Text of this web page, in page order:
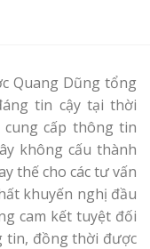
Quang Dũng tổng
tin cậy tại thời
cung cấp thông tin
không cấu thành
thế cho các tư vấn
khuyến nghị đầu
cam kết tuyệt đối
tin, đồng thời được